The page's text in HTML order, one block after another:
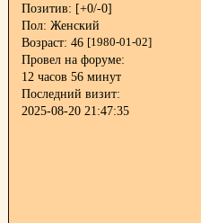
Позитив: [+0/-0]
Пол: Женский
Возраст: 46 [1980-01-02]
Провел на форуме:
12 часов 56 минут
Последний визит:
2025-08-20 21:47:35